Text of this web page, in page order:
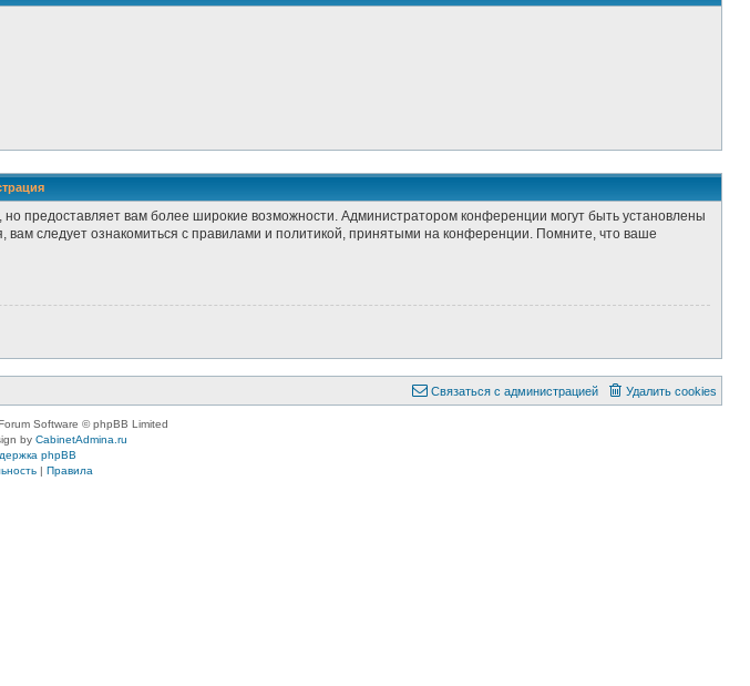
трация
предоставляет вам более широкие возможности. Администратором конференции могут быть установлены
следует ознакомиться с правилами и политикой, принятыми на конференции. Помните, что ваше
Удалить cookies
Связаться с администрацией
Software © phpBB Limited
by CabinetAdmina.ru
phpBB
| Правила